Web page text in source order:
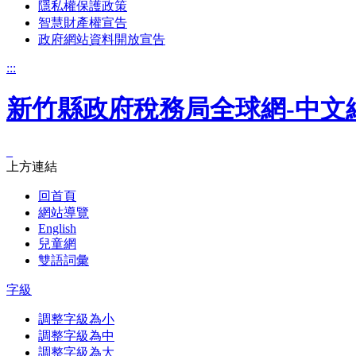
隱私權保護政策
智慧財產權宣告
政府網站資料開放宣告
:::
新竹縣政府稅務局全球網-中文
上方連結
回首頁
網站導覽
English
兒童網
雙語詞彙
字級
調整字級為小
調整字級為中
調整字級為大